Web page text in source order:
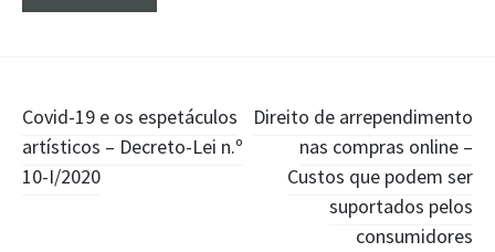
Post
navigation
Covid-19 e os espetáculos
artísticos – Decreto-Lei n.º
10-I/2020
Direito de arrependimento
nas compras online –
Custos que podem ser
suportados pelos
consumidores